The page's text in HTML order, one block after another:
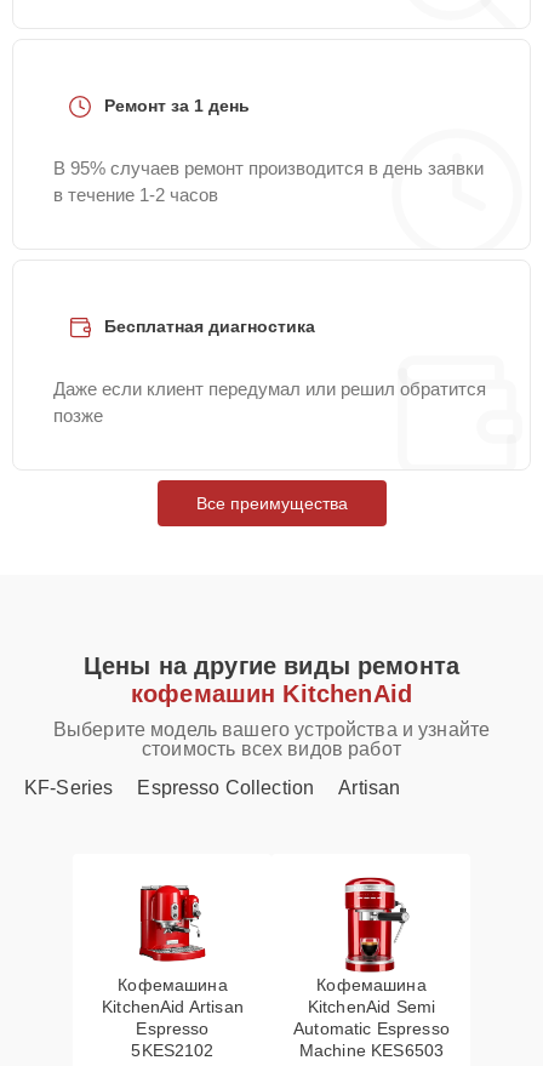
Ремонт за 1 день
В 95% случаев ремонт производится в день заявки
в течение 1-2 часов
Бесплатная диагностика
Даже если клиент передумал или решил обратится
позже
Все преимущества
Цены на другие виды ремонта
кофемашин KitchenAid
Выберите модель вашего устройства и узнайте
стоимость всех видов работ
KF-Series
Espresso Collection Artisan
Кофемашина
KitchenAid Artisan
Espresso
5KES2102
Кофемашина
KitchenAid Semi
Automatic Espresso
Machine KES6503